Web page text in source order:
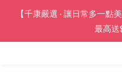
【千康嚴選 · 讓日常多一點
最高送